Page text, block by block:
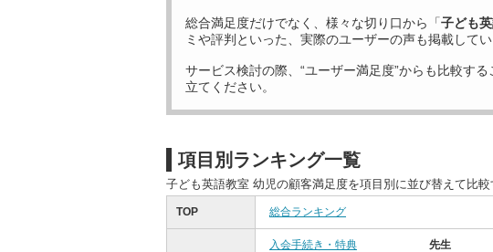
総合満足度だけでなく、様々な切り口から「子ども
ミや評判といった、実際のユーザーの声も掲載してい
サービス検討の際、“ユーザー満足度”からも比較する
立てください。
項目別ランキング一覧
子ども英語教室 幼児の顧客満足度を項目別に並び替えて比較
TOP 総合ランキング
入会手続き・特典 先生